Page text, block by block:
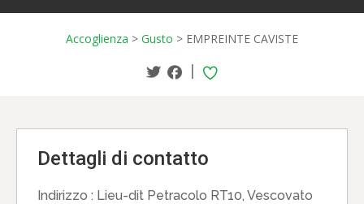
Accoglienza > Gusto > EMPREINTE CAVISTE
|
Dettagli di contatto
Indirizzo : Lieu-dit Petracolo RT10, Vescovato